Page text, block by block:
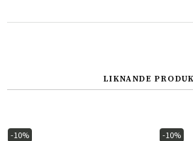
Norge
LIKNANDE
-10% -10%